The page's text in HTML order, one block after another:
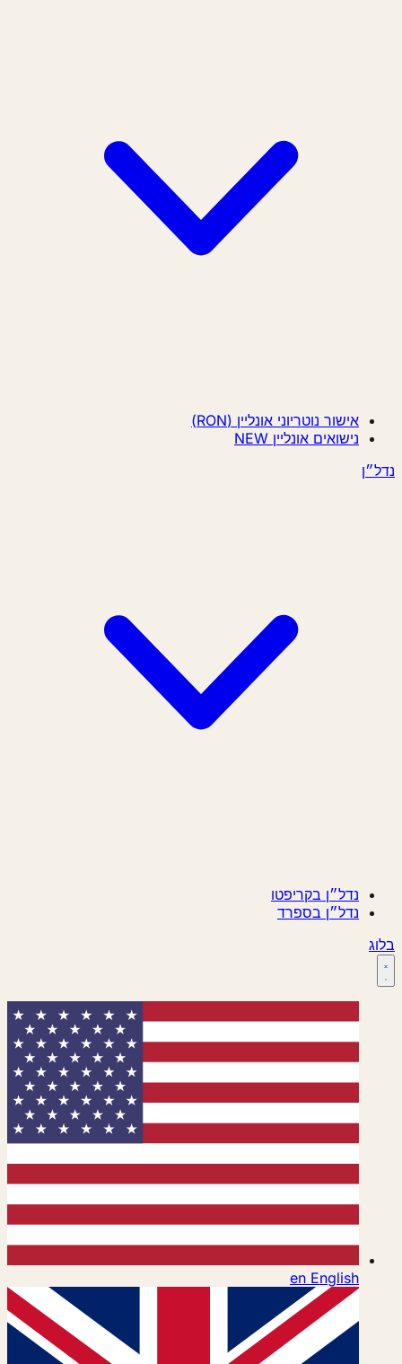
אישור נוטריוני אונליין (RON)
נישואים אונליין NEW
נדל״ן בקריפטו
נדל״ן בספרד
enEnglish